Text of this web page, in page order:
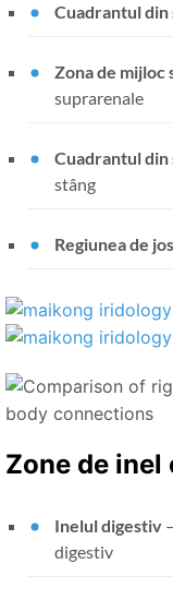
Cuadrantul din
Zona de mijloc
suprarenale
Cuadrantul din
stâng
Regiunea de jos
Zone de
Inelul digestiv
digestiv